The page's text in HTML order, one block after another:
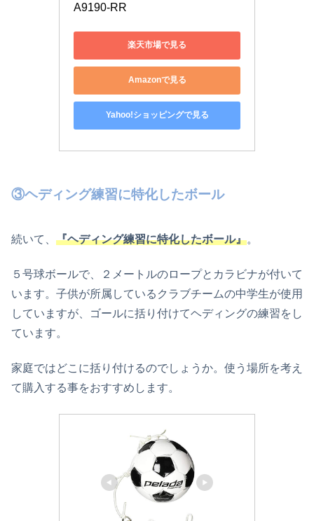
A9190-RR
楽天市場で見る
Amazonで見る
Yahoo!ショッピングで見る
③ヘディング練習に特化したボール
続いて、 『ヘディング練習に特化したボール』。
５号球ボールで、２メートルのロープとカラビナが付いて
います。子供が所属しているクラブチームの中学生が使用
していますが、ゴールに括り付けてヘディングの練習をし
ています。
家庭ではどこに括り付けるのでしょうか。使う場所を考え
て購入する事をおすすめします。